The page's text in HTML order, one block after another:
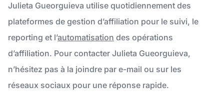
Julieta Gueorguieva utilise quotidiennement des
plateformes de gestion d’affiliation pour le suivi, le
reporting et l’automatisation des opérations
d’affiliation. Pour contacter Julieta Gueorguieva,
n’hésitez pas à la joindre par e-mail ou sur les
réseaux sociaux pour une réponse rapide.